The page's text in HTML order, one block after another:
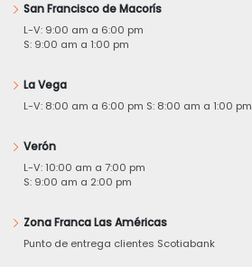
San Francisco de Macorís
L-V: 9:00 am a 6:00 pm
S: 9:00 am a 1:00 pm
La Vega
L-V: 8:00 am a 6:00 pm S: 8:00 am a 1:00 pm
Verón
L-V: 10:00 am a 7:00 pm
S: 9:00 am a 2:00 pm
Zona Franca Las Américas
Punto de entrega clientes Scotiabank